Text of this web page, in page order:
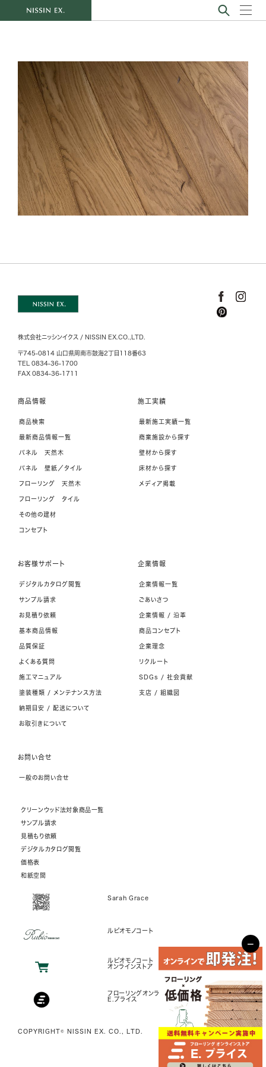
株式会社ニッシンイクス / NISSIN EX.CO.,LTD.
〒745-0814 山口県周南市鼓海2丁目118番63
TEL 0834-36-1700
FAX 0834-36-1711
商品情報
商品検索
最新商品情報一覧
パネル 天然木
パネル 壁紙／タイル
フローリング 天然木
フローリング タイル
その他の建材
コンセプト
施工実績
最新施工実績一覧
商業施設から探す
壁材から探す
床材から探す
メディア掲載
お客様サポート
デジタルカタログ閲覧
サンプル請求
お見積り依頼
基本商品情報
品質保証
よくある質問
施工マニュアル
塗装種類 / メンテナンス方法
納期目安 / 配送について
お取引きについて
企業情報
企業情報一覧
ごあいさつ
企業情報 / 沿革
商品コンセプト
企業理念
リクルート
SDGs / 社会貢献
支店 / 組織図
お問い合せ
一般のお問い合せ
クリーンウッド法対象商品一覧
サンプル請求
見積もり依頼
デジタルカタログ閲覧
価格表
和紙空間
Sarah Grace
ルビオモノコート
ルビオモノコート
オンラインストア
フローリングオンラインストア
E.プライス
COPYRIGHT© NISSIN EX. CO., LTD.
−